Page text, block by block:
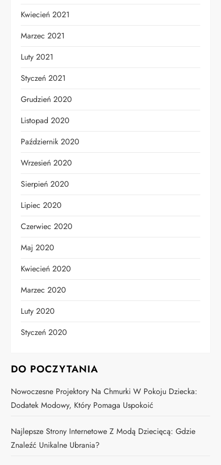
Kwiecień 2021
Marzec 2021
Luty 2021
Styczeń 2021
Grudzień 2020
Listopad 2020
Październik 2020
Wrzesień 2020
Sierpień 2020
Lipiec 2020
Czerwiec 2020
Maj 2020
Kwiecień 2020
Marzec 2020
Luty 2020
Styczeń 2020
DO POCZYTANIA
Nowoczesne Projektory Na Chmurki W Pokoju Dziecka:
Dodatek Modowy, Który Pomaga Uspokoić
Najlepsze Strony Internetowe Z Modą Dziecięcą: Gdzie
Znaleźć Unikalne Ubrania?